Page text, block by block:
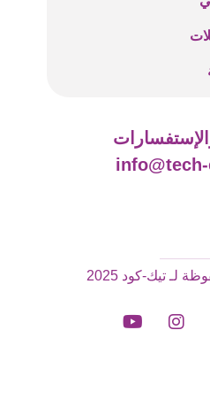
لـ تيك-كود 2025